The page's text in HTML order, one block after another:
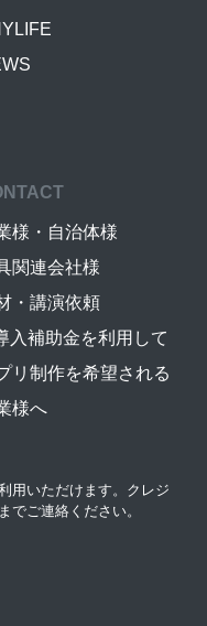
様・自治体様
関連会社様
・講演依頼
入補助金を利用して
リ制作を希望される
様へ
用いただけます。クレジ
でご連絡ください。